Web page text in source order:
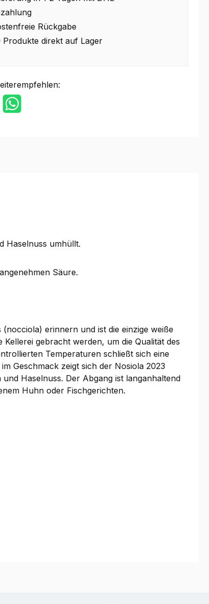
Rückgabe
direkt auf Lager
Haselnuss umhüllt.
Säure.
erinnern und ist die einzige weiße
gebracht werden, um die Qualität des
Temperaturen schließt sich eine
Geschmack zeigt sich der Nosiola 2023
Haselnuss. Der Abgang ist langanhaltend
Huhn oder Fischgerichten.